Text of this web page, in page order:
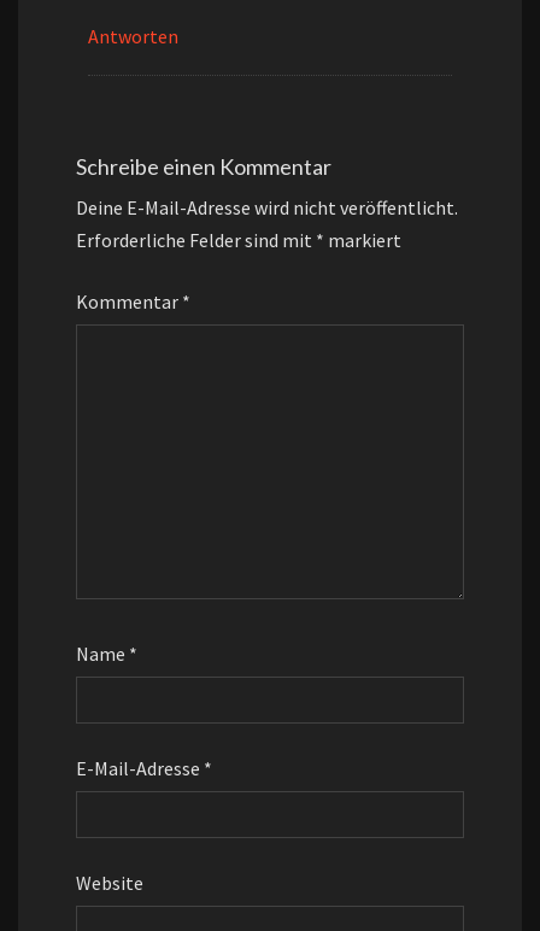
Antworten
Schreibe einen Kommentar
Deine E-Mail-Adresse wird nicht veröffentlicht.
Erforderliche Felder sind mit * markiert
Kommentar *
Name *
E-Mail-Adresse *
Website